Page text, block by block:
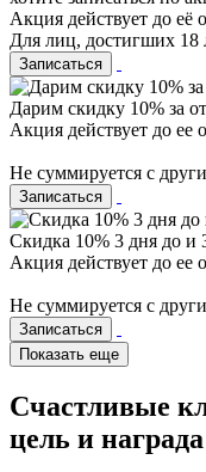
Акция действует до её
Для лиц, достигших 18
Записаться
Дарим скидку 10% за
Акция действует до ее
Не суммируется с
Записаться
Скидка 10% 3 дня до и
Акция действует до ее
Не суммируется с
Записаться
Показать еще
Счастливые
цель и награда